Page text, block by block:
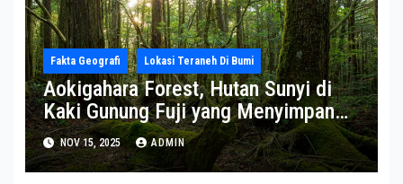
Fakta Geografi Lokasi Teraneh Di Bumi
Aokigahara Forest, Hutan Sunyi di
Kaki Gunung Fuji yang Menyimpan
Rahasia
NOV 15, 2025 ADMIN